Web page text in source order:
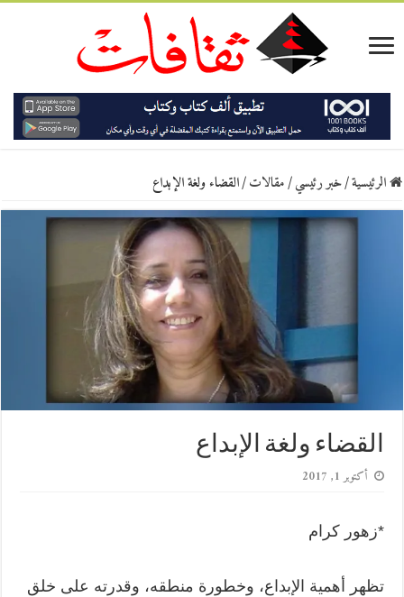
الرئيسية/خبر رئيسي/مقالات/القضاء ولغة الإبداع
القضاء ولغة الإبداع
أكتوبر 1, 2017
*زهور كرام
تظهر أهمية الإبداع، وخطورة منطقه، وقدرته على خلق